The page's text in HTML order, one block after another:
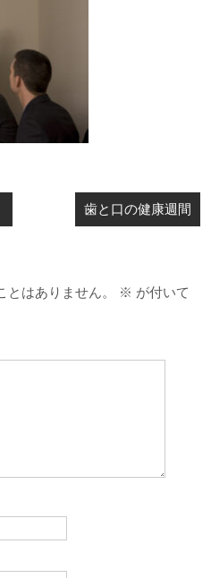
歯と口の健康週間
はありません。 ※ が付いて